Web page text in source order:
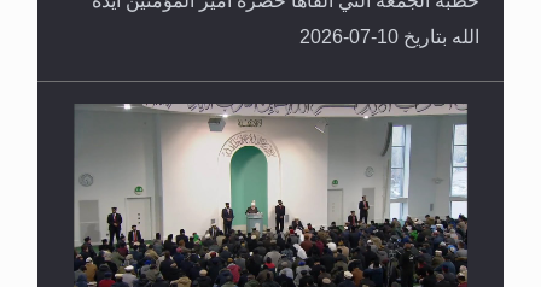
الله بتاريخ 10-07-2026